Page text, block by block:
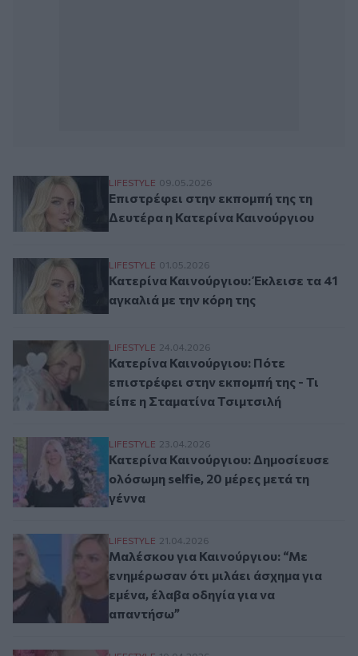
Επιστρέφει στην εκπομπή της τη Δευτέρα
LIFESTYLE 09.05.2026
Επιστρέφει στην εκπομπή της τη
Δευτέρα η Κατερίνα Καινούργιου
Κατερίνα Καινούργιου: Έκλεισε τα 41
LIFESTYLE 01.05.2026
Κατερίνα Καινούργιου: Έκλεισε τα 41
αγκαλιά με την κόρη της
Κατερίνα Καινούργιου: Πότε επιστρέφει
LIFESTYLE 24.04.2026
Κατερίνα Καινούργιου: Πότε
επιστρέφει στην εκπομπή της - Τι
είπε η Σταματίνα Τσιμτσιλή
Κατερίνα Καινούργιου: Δημοσίευσε
LIFESTYLE 23.04.2026
Κατερίνα Καινούργιου: Δημοσίευσε
ολόσωμη selfie, 20 μέρες μετά τη
γέννα
Μαλέσκου για Καινούργιου: “Με
LIFESTYLE 21.04.2026
Μαλέσκου για Καινούργιου: “Με
ενημέρωσαν ότι μιλάει άσχημα για
εμένα, έλαβα οδηγία για να
απαντήσω”